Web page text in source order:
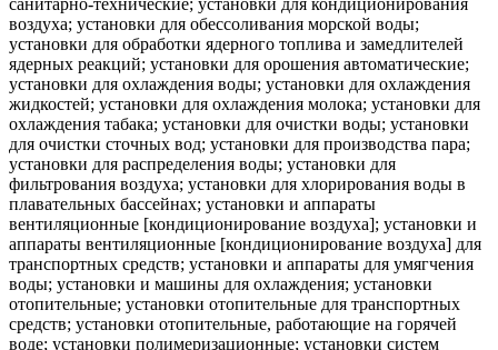
воздуха; установки для обессоливания морской воды;
установки для обработки ядерного топлива и замедлителей
ядерных реакций; установки для орошения автоматические;
установки для охлаждения воды; установки для охлаждения
жидкостей; установки для охлаждения молока; установки для
охлаждения табака; установки для очистки воды; установки
для очистки сточных вод; установки для производства пара;
установки для распределения воды; установки для
фильтрования воздуха; установки для хлорирования воды в
плавательных бассейнах; установки и аппараты
вентиляционные [кондиционирование воздуха]; установки и
аппараты вентиляционные [кондиционирование воздуха] для
транспортных средств; установки и аппараты для умягчения
воды; установки и машины для охлаждения; установки
отопительные; установки отопительные для транспортных
средств; установки отопительные, работающие на горячей
воде; установки полимеризационные; установки систем